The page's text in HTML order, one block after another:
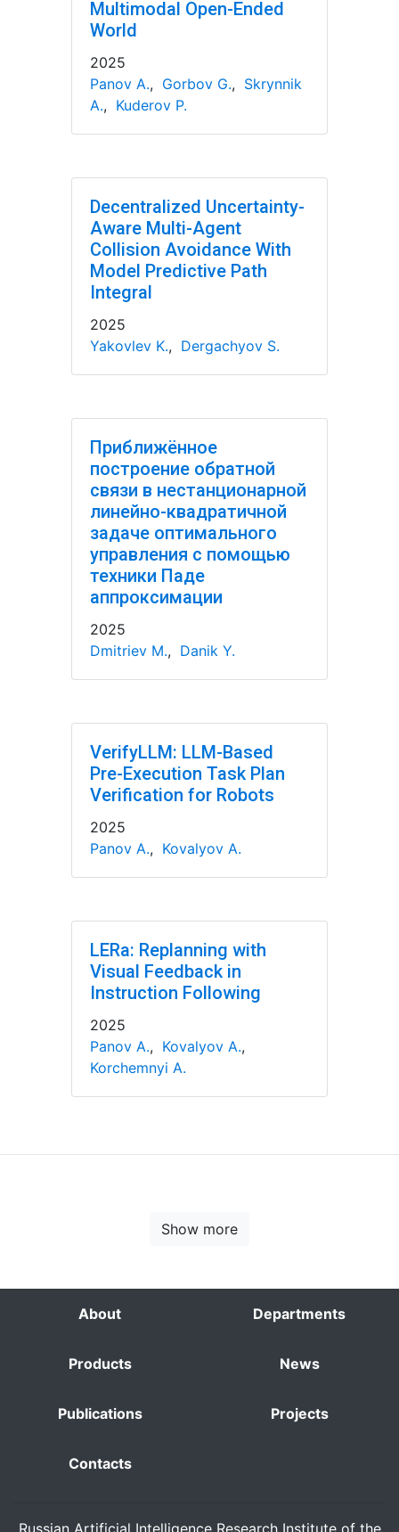
Multimodal Open-Ended
World
2025
Panov A., Gorbov G., Skrynnik
A., Kuderov P.
Decentralized Uncertainty-
Aware Multi-Agent
Collision Avoidance With
Model Predictive Path
Integral
2025
Yakovlev K., Dergachyov S.
Приближённое
построение обратной
связи в нестанционарной
линейно-квадратичной
задаче оптимального
управления с помощью
техники Паде
аппроксимации
2025
Dmitriev M., Danik Y.
VerifyLLM: LLM-Based
Pre-Execution Task Plan
Verification for Robots
2025
Panov A., Kovalyov A.
LERa: Replanning with
Visual Feedback in
Instruction Following
2025
Panov A., Kovalyov A.,
Korchemnyi A.
Show more
About Departments
Products News
Publications Projects
Contacts
Russian Artificial Intelligence Research Institute of the